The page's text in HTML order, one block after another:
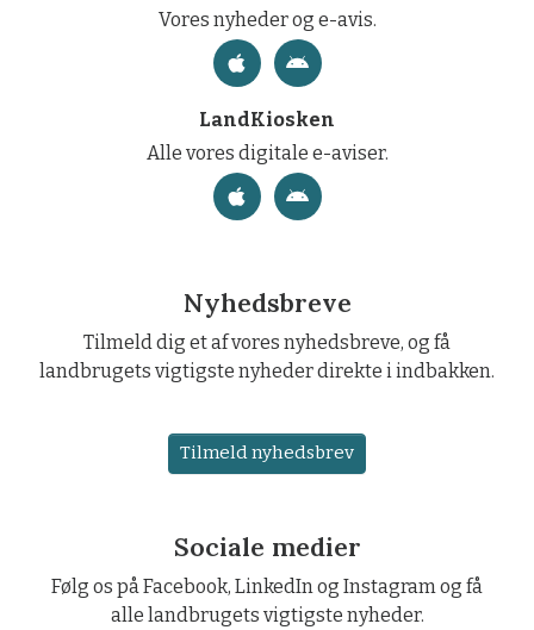
Vores nyheder og e-avis.
LandKiosken
Alle vores digitale e-aviser.
Nyhedsbreve
Tilmeld dig et af vores nyhedsbreve, og få
landbrugets vigtigste nyheder direkte i indbakken.
Tilmeld nyhedsbrev
Sociale medier
Følg os på Facebook, LinkedIn og Instagram og få
alle landbrugets vigtigste nyheder.